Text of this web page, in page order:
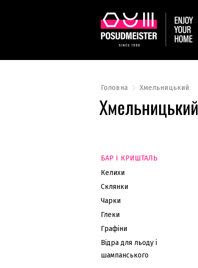
Головна Хмельницький
Хмельницький
БАР І КРИШТАЛЬ
Келихи
Склянки
Чарки
Глеки
Графіни
Відра для льоду і
шампанського